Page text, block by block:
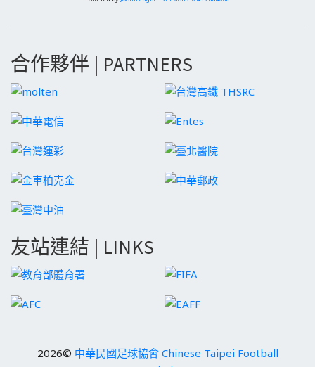
合作夥伴 | PARTNERS
友站連結 | LINKS
2026© 中華民國足球協會 Chinese Taipei Football